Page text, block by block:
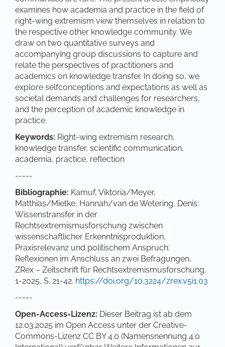
examines how academia and practice in the field of
right-wing extremism view themselves in relation to
the respective other knowledge community. We
draw on two quantitative surveys and
accompanying group discussions to capture and
relate the perspectives of practitioners and
academics on knowledge transfer. In doing so, we
explore selfconceptions and expectations as well as
societal demands and challenges for researchers,
and the perception of academic knowledge in
practice.
Keywords: Right-wing extremism research,
knowledge transfer, scientific communication,
academia, practice, reflection
-----
Bibliographie: Kamuf, Viktoria/Meyer,
Matthias/Mietke, Hannah/van de Wetering, Denis:
Wissenstransfer in der
Rechtsextremismusforschung zwischen
wissenschaftlicher Erkenntnisproduktion,
Praxisrelevanz und politischem Anspruch:
Reflexionen im Anschluss an zwei Befragungen,
ZRex – Zeitschrift für Rechtsextremismusforschung,
1-2025, S. 21-42. https://doi.org/10.3224/zrex.v5i1.03
-----
Open-Access-Lizenz: Dieser Beitrag ist ab dem
12.03.2025 im Open Access unter der Creative-
Commons-Lizenz CC BY 4.0 (Namensnennung 4.0